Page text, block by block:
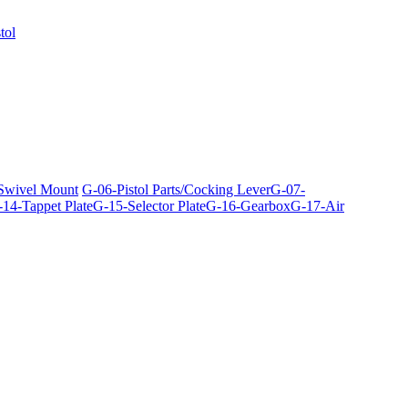
Mount G-06-Pistol Parts/Cocking LeverG-07-
Tappet PlateG-15-Selector PlateG-16-GearboxG-17-Air